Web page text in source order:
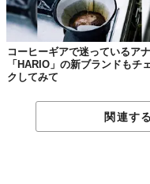
コーヒーギアで迷っているアナ
「HARIO」の新ブランドもチ
クしてみて
関連す